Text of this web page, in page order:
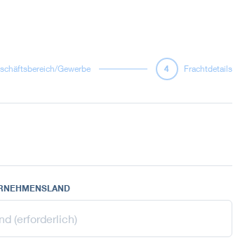
Gewerbe 4 Frachtdetails